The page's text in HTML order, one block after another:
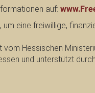
auf:
um eine freiwillige,
vom Hessischen
und unterstützt